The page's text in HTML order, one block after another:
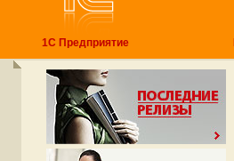
1С Предприятие